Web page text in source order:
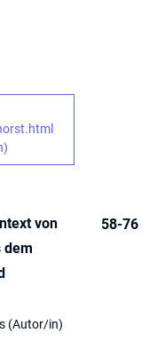
von
dem
Autor/in
58-76